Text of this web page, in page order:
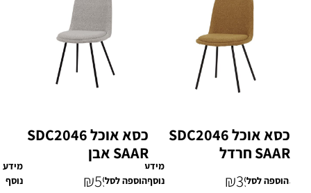
כסא אוכל SDC2046
SAAR חרדל
₪770
₪399הוספה לסל
מידע
נוסף
כסא אוכל SDC2046
SAAR אבן
₪770
₪590הוספה לסל
מידע
נוסף